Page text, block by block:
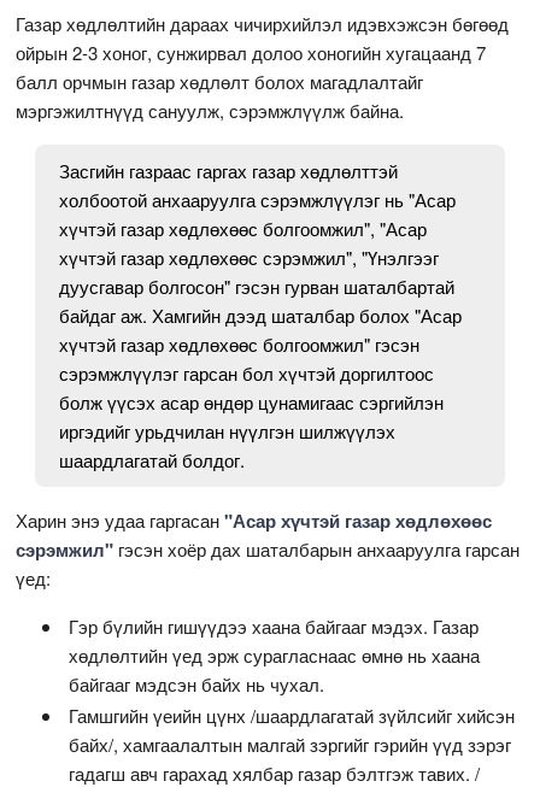
Газар хөдлөлтийн дараах чичирхийлэл идэвхэжсэн бөгөөд
ойрын 2-3 хоног, сунжирвал долоо хоногийн хугацаанд 7
балл орчмын газар хөдлөлт болох магадлалтайг
мэргэжилтнүүд сануулж, сэрэмжлүүлж байна.
Засгийн газраас гаргах газар хөдлөлттэй
холбоотой анхааруулга сэрэмжлүүлэг нь "Асар
хүчтэй газар хөдлөхөөс болгоомжил", "Асар
хүчтэй газар хөдлөхөөс сэрэмжил", "Үнэлгээг
дуусгавар болгосон" гэсэн гурван шаталбартай
байдаг аж. Хамгийн дээд шаталбар болох "Асар
хүчтэй газар хөдлөхөөс болгоомжил" гэсэн
сэрэмжлүүлэг гарсан бол хүчтэй доргилтоос
болж үүсэх асар өндөр цунамигаас сэргийлэн
иргэдийг урьдчилан нүүлгэн шилжүүлэх
шаардлагатай болдог.
Харин энэ удаа гаргасан"Асар хүчтэй газар хөдлөхөөс
сэрэмжил" гэсэн хоёр дах шаталбарын анхааруулга гарсан
үед:
Гэр бүлийн гишүүдээ хаана байгааг мэдэх. Газар
хөдлөлтийн үед эрж сурагласнаас өмнө нь хаана
байгааг мэдсэн байх нь чухал.
Гамшгийн үеийн цүнх /шаардлагатай зүйлсийг хийсэн
байх/, хамгаалалтын малгай зэргийг гэрийн үүд зэрэг
гадагш авч гарахад хялбар газар бэлтгэж тавих. /